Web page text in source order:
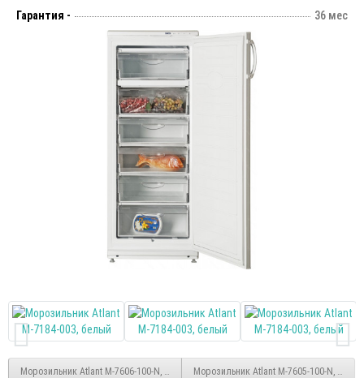
Гарантия -
36 мес
Морозильник Atlant M-7606-100-N, белый Морозильник Atlant M-7605-100-N, белый